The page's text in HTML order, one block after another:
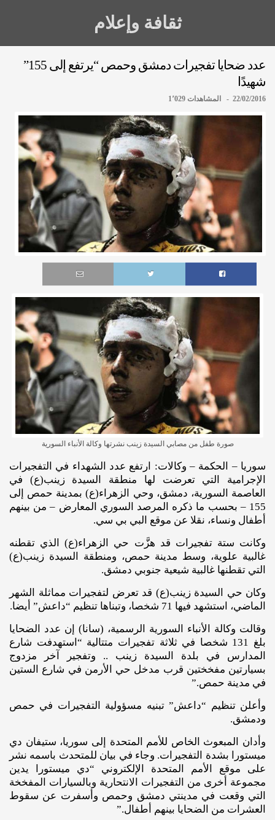
ثقافة وإعلام
عدد ضحايا تفجيرات دمشق وحمص “يرتفع إلى 155”
شهيدًا
22/02/2016 - المشاهدات 1٬029
صورة طفل من مصابي السيدة زينب نشرتها وكالة الأنباء السورية
سوريا – الحكمة – وكالات: ارتفع عدد الشهداء في التفجيرات
الإجرامية التي تعرضت لها منطقة السيدة زينب(ع) في
العاصمة السورية، دمشق، وحي الزهراء(ع) بمدينة حمص إلى
155 – بحسب ما ذكره المرصد السوري المعارض – من بينهم
أطفال ونساء، نقلا عن موقع البي بي سي.
وكانت ستة تفجيرات قد هزَّت حي الزهراء(ع) الذي تقطنه
غالبية علوية، وسط مدينة حمص، ومنطقة السيدة زينب(ع)
التي تقطنها غالبية شيعية جنوبي دمشق.
وكان حي السيدة زينب(ع) قد تعرض لتفجيرات مماثلة الشهر
الماضي، استشهد فيها 71 شخصا، وتبناها تنظيم “داعش” أيضا.
وقالت وكالة الأنباء السورية الرسمية، (سانا) إن عدد الضحايا
بلغ 131 شخصا في ثلاثة تفجيرات متتالية “استهدفت شارع
المدارس في بلدة السيدة زينب .. وتفجير آخر مزدوج
بسيارتين مفخختين قرب مدخل حي الأرمن في شارع الستين
في مدينة حمص.”
وأعلن تنظيم “داعش” تبنيه مسؤولية التفجيرات في حمص
ودمشق.
وأدان المبعوث الخاص للأمم المتحدة إلى سوريا، ستيفان دي
ميستورا بشدة التفجيرات. وجاء في بيان للمتحدث باسمه نشر
على موقع الأمم المتحدة الإلكتروني “دي ميستورا يدين
مجموعة أخرى من التفجيرات الانتحارية وبالسيارات المفخخة
التي وقعت في مدينتي دمشق وحمص وأسفرت عن سقوط
العشرات من الضحايا بينهم أطفال.”